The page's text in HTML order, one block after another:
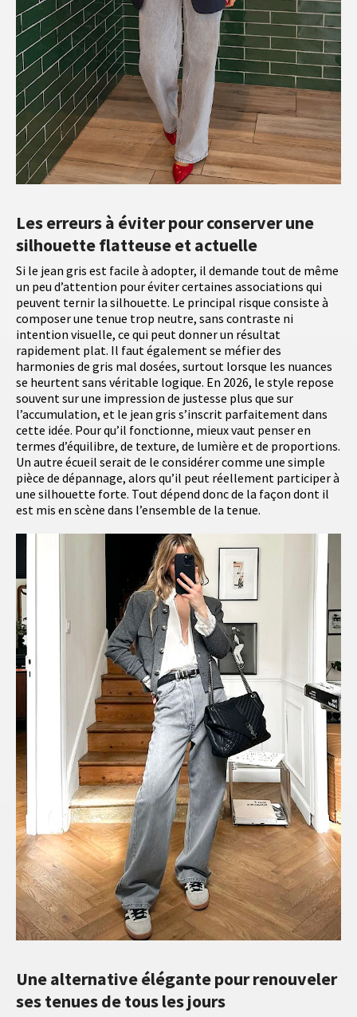
Les erreurs à éviter pour conserver une
silhouette flatteuse et actuelle
Si le jean gris est facile à adopter, il demande tout de même
un peu d’attention pour éviter certaines associations qui
peuvent ternir la silhouette. Le principal risque consiste à
composer une tenue trop neutre, sans contraste ni
intention visuelle, ce qui peut donner un résultat
rapidement plat. Il faut également se méfier des
harmonies de gris mal dosées, surtout lorsque les nuances
se heurtent sans véritable logique. En 2026, le style repose
souvent sur une impression de justesse plus que sur
l’accumulation, et le jean gris s’inscrit parfaitement dans
cette idée. Pour qu’il fonctionne, mieux vaut penser en
termes d’équilibre, de texture, de lumière et de proportions.
Un autre écueil serait de le considérer comme une simple
pièce de dépannage, alors qu’il peut réellement participer à
une silhouette forte. Tout dépend donc de la façon dont il
est mis en scène dans l’ensemble de la tenue.
Une alternative élégante pour renouveler
ses tenues de tous les jours